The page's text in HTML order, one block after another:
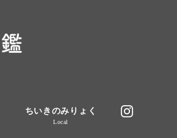
ちいきのみりょく
Local